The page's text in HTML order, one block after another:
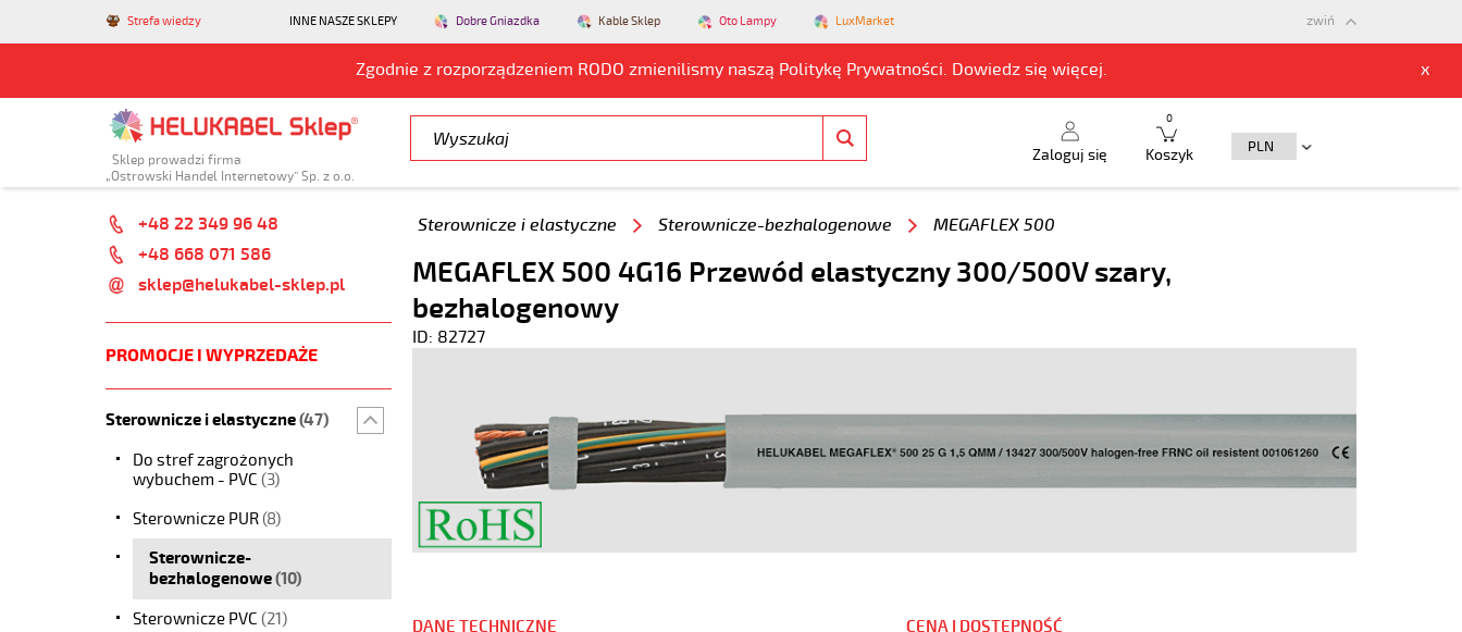
Strefa wiedzy INNE NASZE SKLEPY Dobre Gniazdka Kable Sklep Oto Lampy LuxMarket
Zgodnie z rozporządzeniem RODO zmienilismy naszą Politykę Prywatności. Dowiedz się więcej. x
zwiń
Sklep prowadzi firma
„Ostrowski Handel Internetowy” Sp. z o.o.
Zaloguj się Koszyk
0
+48 22 349 96 48
+48 668 071 586
sklep@helukabel-sklep.pl
PROMOCJE I WYPRZEDAŻE
Sterownicze i elastyczne(47)
Do stref zagrożonych
wybuchem - PVC (3)
Sterownicze PUR(8)
Sterownicze-
bezhalogenowe(10)
Sterownicze PVC (21)
Sterownicze i elastyczne Sterownicze-bezhalogenowe MEGAFLEX 500
MEGAFLEX 500 4G16 Przewód elastyczny 300/500V szary,
bezhalogenowy
ID: 82727
DANE TECHNICZNE CENA I DOSTĘPNOŚĆ